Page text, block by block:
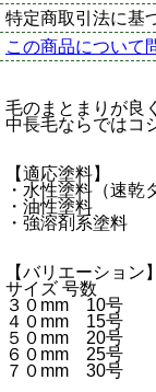
特定商取引法に基
この商品について
毛のまとまりが良
中長毛ならではコ
【適応塗料】
・水性塗料（速乾
・油性塗料
・強溶剤系塗料
【バリエーション】
サイズ 号数
３０mm 10号
４０mm 15号
５０mm 20号
６０mm 25号
７０mm 30号